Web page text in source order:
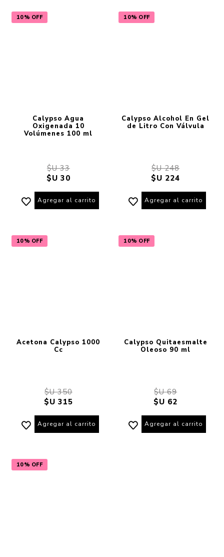
10% OFF
Calypso Agua
Oxigenada 10
Volúmenes 100 ml
$U 33
$U 30
Agregar al carrito
10% OFF
Calypso Alcohol En Gel
de Litro Con Válvula
$U 248
$U 224
Agregar al carrito
10% OFF
Acetona Calypso 1000
Cc
$U 350
$U 315
Agregar al carrito
10% OFF
Calypso Quitaesmalte
Oleoso 90 ml
$U 69
$U 62
Agregar al carrito
10% OFF